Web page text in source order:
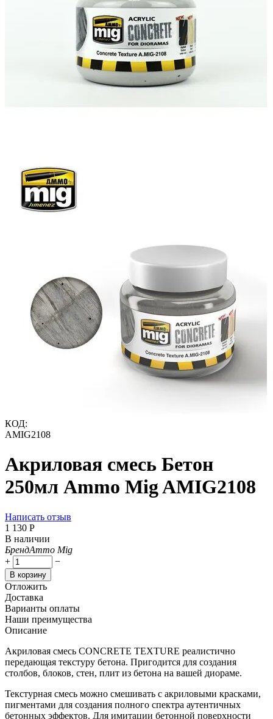
КОД:
AMIG2108
Акриловая смесь Бетон
250мл Ammo Mig AMIG2108
Написать отзыв
1 130 Р
В наличии
БрендAmmo Mig
+
−
В корзину
Отложить
Доставка
Варианты оплаты
Наши преимущества
Описание
Акриловая смесь CONCRETE TEXTURE реалистично
передающая текстуру бетона. Пригодится для создания
столбов, блоков, стен, плит из бетона на вашей диораме.
Текстурная смесь можно смешивать с акриловыми красками,
пигментами для создания полного спектра аутентичных
бетонных эффектов. Для имитации бетонной поверхности